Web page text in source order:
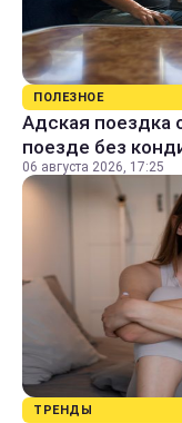
ПОЛЕЗНОЕ
Адская поездка
поезде без
06 августа 2026, 17:25
ТРЕНДЫ